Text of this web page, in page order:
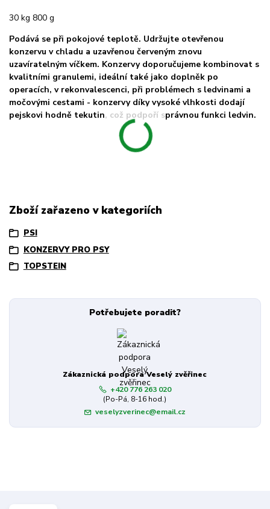
30 kg 800 g
Podává se při pokojové teplotě. Udržujte otevřenou
konzervu v chladu a uzavřenou červeným znovu
uzavíratelným víčkem. Konzervy doporučujeme kombinovat s
kvalitními granulemi, ideální také jako doplněk po
operacích, v rekonvalescenci, při problémech s ledvinami a
močovými cestami - konzervy díky vysoké vlhkosti dodají
pejskovi hodně tekutin, což podpoří správnou funkci ledvin.
Zboží zařazeno v kategoriích
PSI
KONZERVY PRO PSY
TOPSTEIN
Potřebujete poradit?
Zákaznická podpora Veselý zvěřinec
+420 776 263 020
(Po-Pá, 8-16 hod.)
veselyzverinec@email.cz